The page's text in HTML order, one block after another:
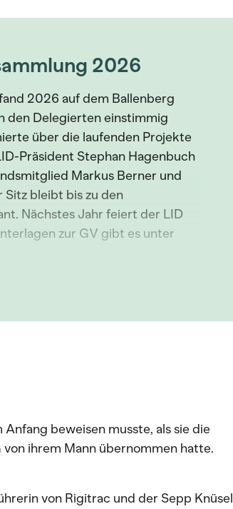
2026
2026 auf dem Ballenberg
den Delegierten einstimmig
über die laufenden Projekte
Präsident Stephan Hagenbuch
Markus Berner und
bleibt bis zu den
Nächstes Jahr feiert der LID
zur GV gibt es unter
beweisen musste, als sie die
ihrem Mann übernommen hatte.
von Rigitrac und der Sepp Knüsel